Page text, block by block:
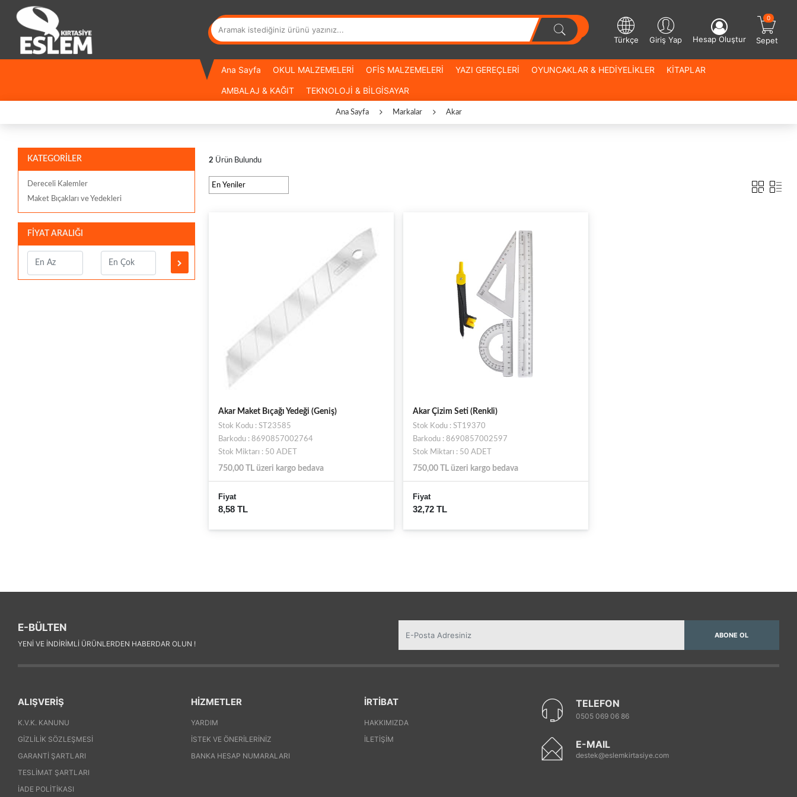
Sepet
0
Türkçe Giriş Yap Hesap Oluştur
Ana Sayfa OKUL MALZEMELERİ OFİS MALZEMELERİ YAZI GEREÇLERİ OYUNCAKLAR & HEDİYELİKLER KİTAPLAR
AMBALAJ & KAĞIT TEKNOLOJİ & BİLGİSAYAR
Ana Sayfa Markalar Akar
KATEGORİLER
Dereceli Kalemler
Maket Bıçakları ve Yedekleri
FİYAT ARALIĞI
2 Ürün Bulundu
Akar Maket Bıçağı Yedeği (Geniş)
Stok Kodu : ST23585
Barkodu : 8690857002764
Stok Miktarı : 50 ADET
750,00 TL üzeri kargo bedava
Fiyat
8,58 TL
Akar Çizim Seti (Renkli)
Stok Kodu : ST19370
Barkodu : 8690857002597
Stok Miktarı : 50 ADET
750,00 TL üzeri kargo bedava
Fiyat
32,72 TL
E-BÜLTEN
YENI VE INDIRIMLI ÜRÜNLERDEN HABERDAR OLUN !
ABONE OL
ALIŞVERİŞ
K.V.K. KANUNU
GIZLILIK SÖZLEŞMESI
GARANTI ŞARTLARI
TESLIMAT ŞARTLARI
İADE POLITIKASI
HİZMETLER
YARDIM
İSTEK VE ÖNERILERINIZ
BANKA HESAP NUMARALARI
İRTİBAT
HAKKIMIZDA
İLETIŞIM
TELEFON
0505 069 06 86
E-MAIL
destek@eslemkirtasiye.com